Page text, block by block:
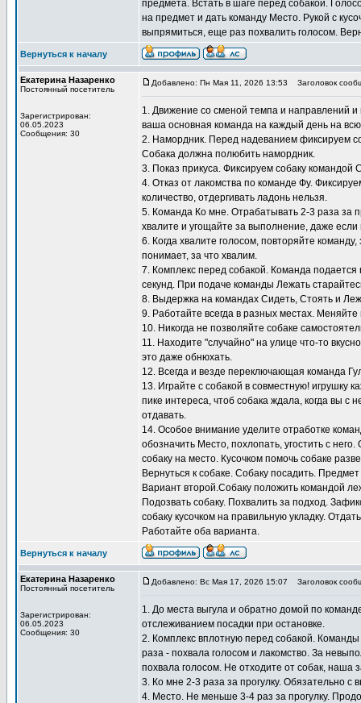
предмета. Встать в шаге перед собакой.
на предмет и дать команду Место. Рукой с
выпрямиться, еще раз похвалить голосом.
Вернуться к началу
Екатерина Назаренко
Постоянный посетитель
Зарегистрирован:
06.05.2023
Сообщения: 30
Добавлено: Пн Мая 11, 2026 13:53 Заголовок
1. Движение со сменой темпа и направлений
ваша основная команда на каждый день на
2. Намордник. Перед надеванием фиксируем
Собака должна полюбить намордник.
3. Показ прикуса. Фиксируем собаку
4. Отказ от лакомства по команде Фу.
количество, отдергивать ладонь нельзя.
5. Команда Ко мне. Отрабатывать 2-3 раза за
хвалите и угощайте за выполнение, даже
6. Когда хвалите голосом, повторяйте
понимает, за что хвалим.
7. Комплекс перед собакой. Команда
секунд. При подаче команды Лежать
8. Выдержка на командах Сидеть, Стоять и
9. Работайте всегда в разных местах. Меняйте
10. Никогда не позволяйте собаке
11. Находите "случайно" на улице что-то
это даже обнюхать.
12. Всегда и везде переключающая команда
13. Играйте с собакой в совместную! игрушку
пике интереса, чтоб собака ждала, когда вы с
отдавать.
14. Особое внимание уделите отработке
обозначить Место, похлопать, угостить с
собаку на место. Кусочком помочь собаке
Вернуться к собаке. Собаку посадить.
Вариант второй.Собаку положить командой
Подозвать собаку. Похвалить за подход.
собаку кусочком на правильную укладку.
Работайте оба варианта.
Вернуться к началу
Екатерина Назаренко
Постоянный посетитель
Зарегистрирован:
06.05.2023
Сообщения: 30
Добавлено: Вс Мая 17, 2026 15:07 Заголовок
1. До места выгула и обратно домой по
отслеживанием посадки при остановке.
2. Комплекс вплотную перед собакой.
раза - похвала голосом и лакомство. За
похвала голосом. Не отходите от собак, наша
3. Ко мне 2-3 раза за прогулку. Обязательно с
4. Место. Не меньше 3-4 раз за прогулку.